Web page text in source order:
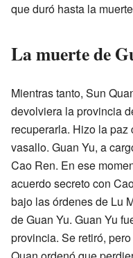
que duró hasta la
La muerte de
Mientras tanto, Sun
devolviera la provincia
recuperarla. Hizo la
vasallo. Guan Yu, a
Cao Ren. En ese
acuerdo secreto con
bajo las órdenes de Lu
de Guan Yu. Guan Yu
provincia. Se retiró,